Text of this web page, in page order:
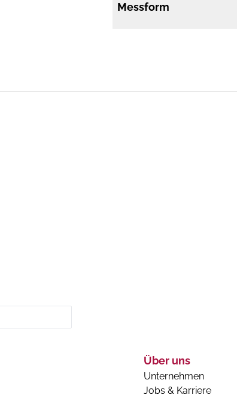
Messform
Über uns
Unternehmen
Jobs & Karriere